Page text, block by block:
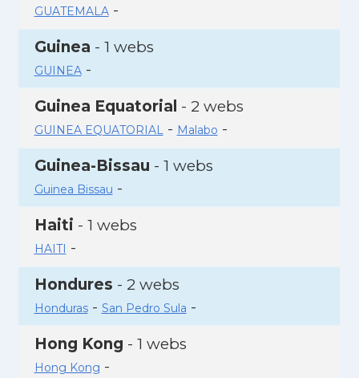
GUATEMALA-
Guinea - 1 webs
GUINEA-
Guinea Equatorial - 2 webs
GUINEA EQUATORIAL- Malabo -
Guinea-Bissau - 1 webs
Guinea Bissau -
Haiti - 1 webs
HAITI -
Hondures - 2 webs
Honduras- San Pedro Sula -
Hong Kong - 1 webs
Hong Kong -